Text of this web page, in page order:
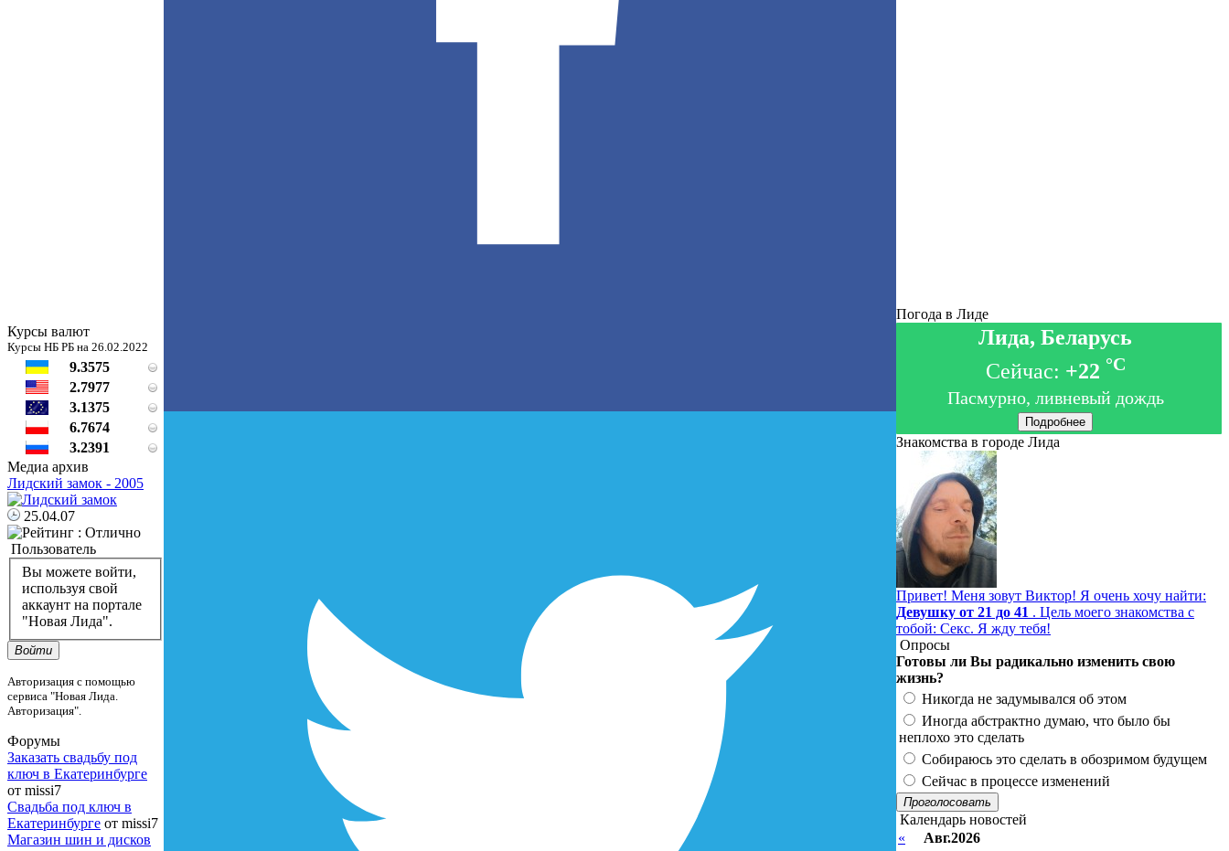
Курсы валют
Курсы НБ РБ на 26.02.2022
9.3575
2.7977
3.1375
6.7674
3.2391
Медиа архив
Лидский замок - 2005
25.04.07
Пользователь
Вы можете войти,
используя свой
аккаунт на портале
"Новая Лида".
Войти
Авторизация с помощью
сервиса "Новая Лида.
Авторизация".
Форумы
Заказать свадьбу под
ключ в Екатеринбурге
от missi7
Cвадьба под ключ в
Екатеринбурге от missi7
Магазин шин и дисков
Погода в Лиде
Лида, Беларусь
Сейчас: +22 °C
Пасмурно, ливневый дождь
Подробнее
Знакомства в городе Лида
Привет! Меня зовут Виктор! Я очень хочу найти:
Девушку от 21 до 41 . Цель моего знакомства с
тобой: Секс. Я жду тебя!
Опросы
Готовы ли Вы радикально изменить свою
жизнь?
Никогда не задумывался об этом
Иногда абстрактно думаю, что было бы
неплохо это сделать
Собираюсь это сделать в обозримом будущем
Сейчас в процессе изменений
Проголосовать
Календарь новостей
«
Авг.2026